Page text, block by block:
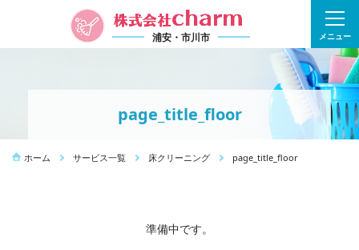
浦安・市川市 メニュー
page_title_floor
ホーム サービス一覧 床クリーニング page_title_floor
準備中です。